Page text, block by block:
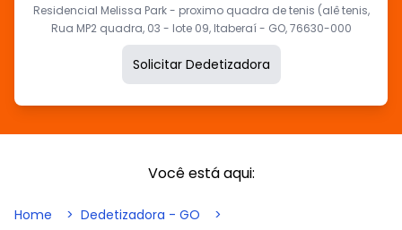
Residencial Melissa Park - proximo quadra de tenis (alê tenis,
Rua MP2 quadra, 03 - lote 09, Itaberaí - GO, 76630-000
Solicitar Dedetizadora
Você está aqui:
Home
Dedetizadora - GO